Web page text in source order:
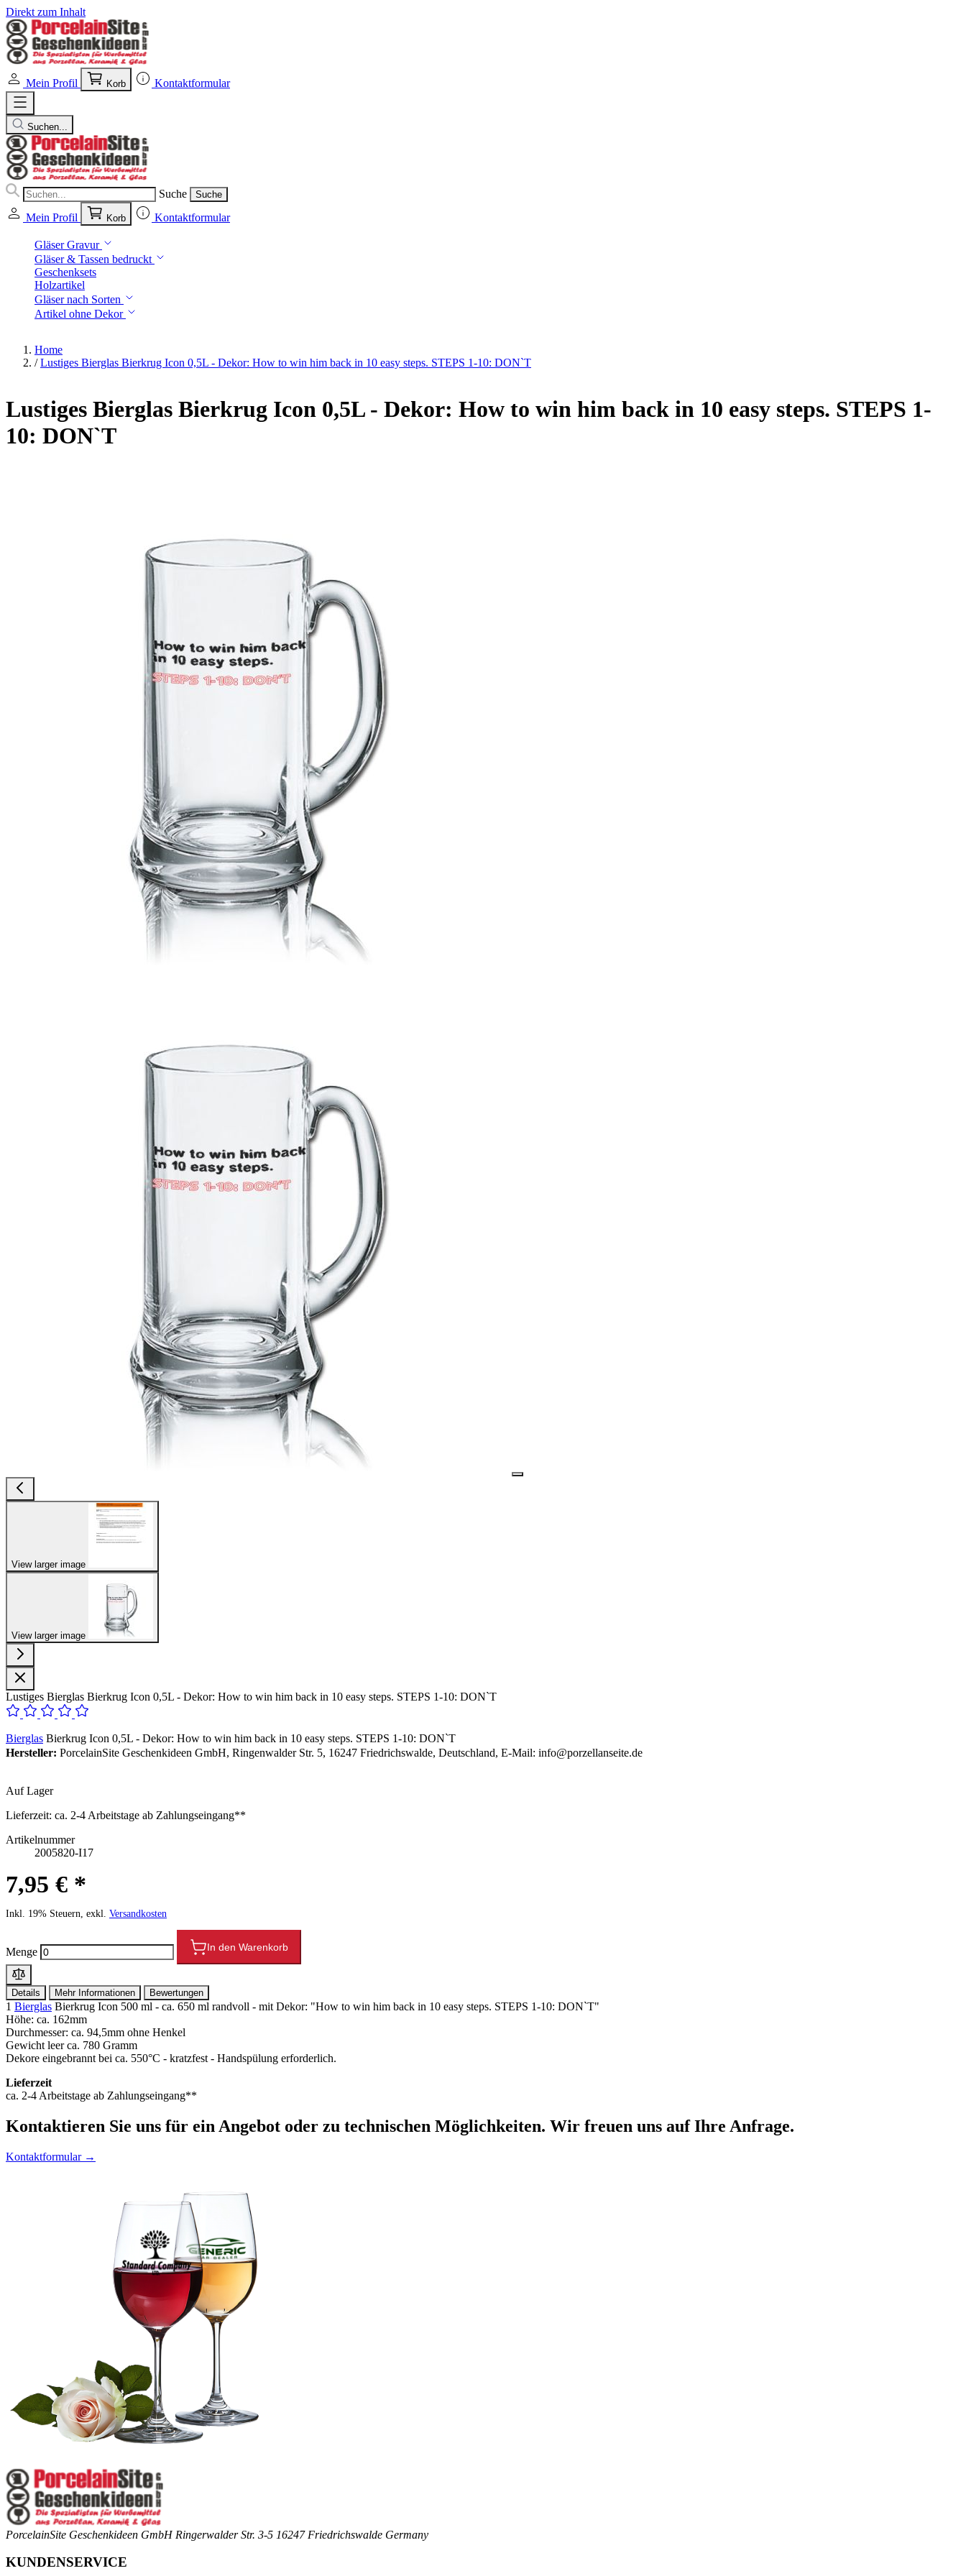
Direkt zum Inhalt
Mein Profil Korb Kontaktformular
Suchen...
Suche Suche
Mein Profil Korb Kontaktformular
Gläser Gravur
Gläser & Tassen bedruckt
Geschenksets
Holzartikel
Gläser nach Sorten
Artikel ohne Dekor
Home
/ Lustiges Bierglas Bierkrug Icon 0,5L - Dekor: How to win him back in 10 easy steps. STEPS 1-10: DON`T
Lustiges Bierglas Bierkrug Icon 0,5L - Dekor: How to win him back in 10 easy steps. STEPS 1-
10: DON`T
View larger image
View larger image
Lustiges Bierglas Bierkrug Icon 0,5L - Dekor: How to win him back in 10 easy steps. STEPS 1-10: DON`T
Bierglas Bierkrug Icon 0,5L - Dekor: How to win him back in 10 easy steps. STEPS 1-10: DON`T
Hersteller: PorcelainSite Geschenkideen GmbH, Ringenwalder Str. 5, 16247 Friedrichswalde, Deutschland, E-Mail: info@porzellanseite.de
Auf Lager
Lieferzeit: ca. 2-4 Arbeitstage ab Zahlungseingang**
Artikelnummer
2005820-I17
7,95 € *
Inkl. 19% Steuern, exkl. Versandkosten
Menge In den Warenkorb
Details Mehr Informationen Bewertungen
1 Bierglas Bierkrug Icon 500 ml - ca. 650 ml randvoll - mit Dekor: "How to win him back in 10 easy steps. STEPS 1-10: DON`T"
Höhe: ca. 162mm
Durchmesser: ca. 94,5mm ohne Henkel
Gewicht leer ca. 780 Gramm
Dekore eingebrannt bei ca. 550°C - kratzfest - Handspülung erforderlich.
Lieferzeit
ca. 2-4 Arbeitstage ab Zahlungseingang**
Kontaktieren Sie uns für ein Angebot oder zu technischen Möglichkeiten. Wir freuen uns auf Ihre Anfrage.
Kontaktformular →
PorcelainSite Geschenkideen GmbH Ringerwalder Str. 3-5 16247 Friedrichswalde Germany
KUNDENSERVICE